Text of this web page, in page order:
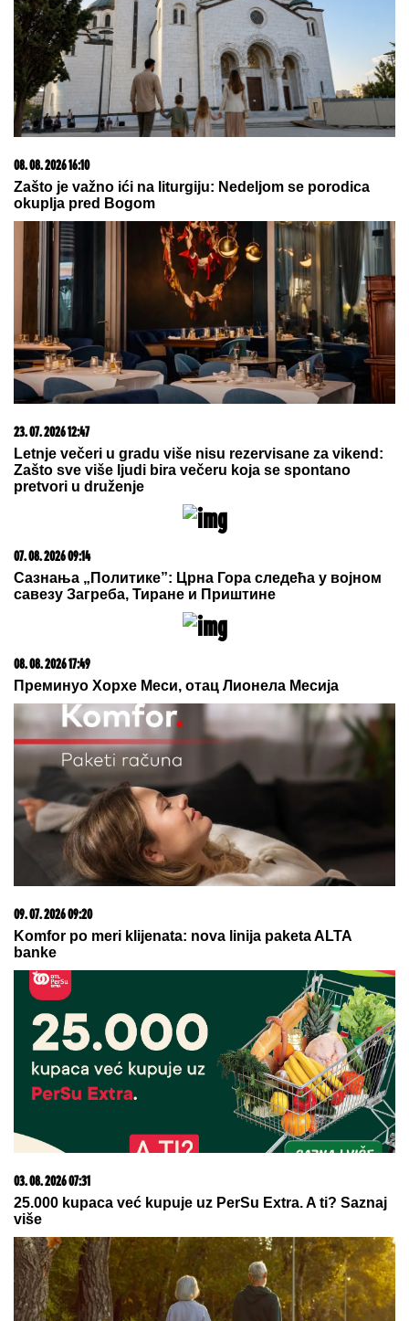
"ŽELIM BEBU"
Jelena Gavrilović progovorila o
svadbi, renoviranju kuće, zašto je pristala na rijaliti i
obnaživanje: "Išla sam roditeljima da kažem da
odustajem"
MITROVIĆI U PUNOM SASTAVU:
Milica pokazala kakav odnos ima sa
Željkovom UNUKOM EMOM - mnogi
ovo nisu očekivali! (FOTO)
(FOTO) VOZ NALETEO NA OSOBU
KOD ZEMUNAOglasili se iz
"Srbijavoza": Hitna pomoć i policija
na licu mesta
by Aklamator
08. 08. 2026 07:36
Samo da mi dete bude dobro: Danas se majke mole
20. 07. 2026 08:04
REGISTRUJ SE UZ PROMO KOD CASINO Preuzmi
06. 08. 2026 09:39
Marija (3) se igrala u dvorištu i samo je nestala: Posle
gde je bila